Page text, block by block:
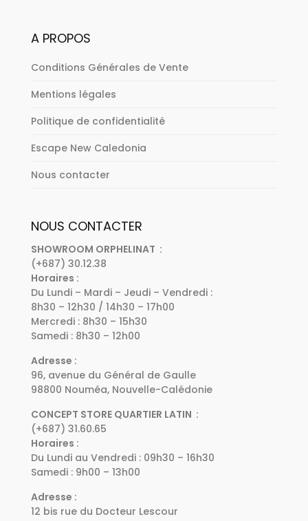
A PROPOS
Conditions Générales de Vente
Mentions légales
Politique de confidentialité
Escape New Caledonia
Nous contacter
NOUS CONTACTER
SHOWROOM ORPHELINAT :
(+687) 30.12.38
Horaires :
Du Lundi – Mardi – Jeudi – Vendredi :
8h30 – 12h30 / 14h30 – 17h00
Mercredi : 8h30 – 15h30
Samedi : 8h30 – 12h00
Adresse :
96, avenue du Général de Gaulle
98800 Nouméa, Nouvelle-Calédonie
CONCEPT STORE QUARTIER LATIN :
(+687) 31.60.65
Horaires :
Du Lundi au Vendredi : 09h30 – 16h30
Samedi : 9h00 – 13h00
Adresse :
12 bis rue du Docteur Lescour